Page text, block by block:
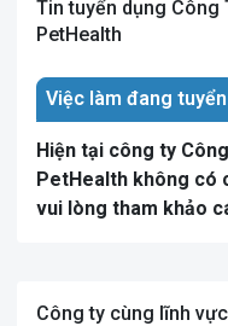
Tin tuyển dụng Công
PetHealth
Việc làm đang tuyển
Hiện tại công ty
PetHealth không có
vui lòng tham khảo
Công ty cùng lĩnh vực